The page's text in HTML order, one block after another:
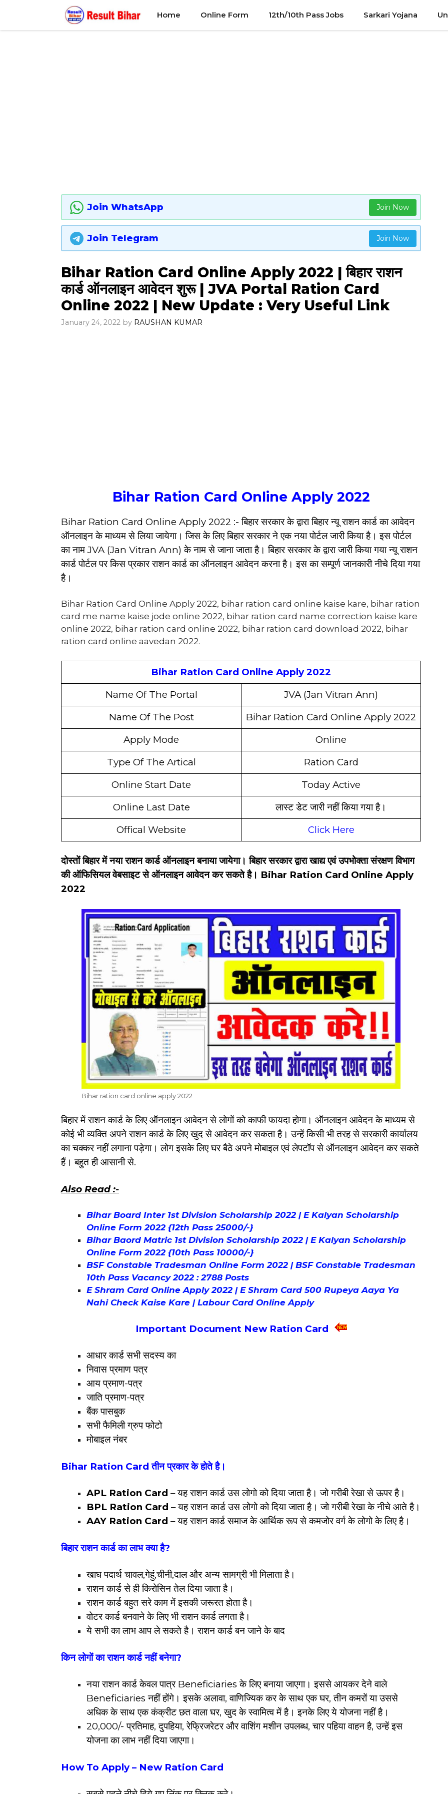
content
Home Online Form 12th/10th Pass Jobs Sarkari Yojana
Join WhatsApp Join Now
Join Telegram Join Now
Bihar Ration Card Online Apply 2022 | बिहार राशन
कार्ड ऑनलाइन आवेदन शुरू | JVA Portal Ration Card
Online 2022 | New Update : Very Useful Link
January 24, 2022 by RAUSHAN KUMAR
Bihar Ration Card Online Apply 2022
Bihar Ration Card Online Apply 2022 :- बिहार सरकार के द्वारा बिहार न्यू राशन कार्ड का आवेदन
ऑनलाइन के माध्यम से लिया जायेगा। जिस के लिए बिहार सरकार ने एक नया पोर्टल जारी किया है। इस पोर्टल
का नाम JVA (Jan Vitran Ann) के नाम से जाना जाता है। बिहार सरकार के द्वारा जारी किया गया न्यू राशन
कार्ड पोर्टल पर किस प्रकार राशन कार्ड का ऑनलाइन आवेदन करना है। इस का सम्पूर्ण जानकारी नीचे दिया गया
है।
Bihar Ration Card Online Apply 2022, bihar ration card online kaise kare, bihar ration
card me name kaise jode online 2022, bihar ration card name correction kaise kare
online 2022, bihar ration card online 2022, bihar ration card download 2022, bihar
ration card online aavedan 2022.
Bihar Ration Card Online Apply 2022
Name Of The Portal
JVA (Jan Vitran Ann)
Name Of The Post
Bihar Ration Card Online Apply 2022
Apply Mode
Online
Type Of The Artical
Ration Card
Online Start Date
Today Active
Online Last Date
लास्ट डेट जारी नहीं किया गया है।
Offical Website
Click Here
दोस्तों बिहार में नया राशन कार्ड ऑनलाइन बनाया जायेगा। बिहार सरकार द्वारा खाद्य एवं उपभोक्ता संरक्षण विभाग
की ऑफिसियल वेबसाइट से ऑनलाइन आवेदन कर सकते है। Bihar Ration Card Online Apply
2022
Bihar ration card online apply 2022
बिहार में राशन कार्ड के लिए ऑनलाइन आवेदन से लोगों को काफी फायदा होगा। ऑनलाइन आवेदन के माध्यम से
कोई भी व्यक्ति अपने राशन कार्ड के लिए खुद से आवेदन कर सकता है। उन्हें किसी भी तरह से सरकारी कार्यालय
का चक्कर नहीं लगाना पड़ेगा। लोग इसके लिए घर बैठे अपने मोबाइल एवं लेपटॉप से ऑनलाइन आवेदन कर सकते
हैं। बहुत ही आसानी से.
Also Read :-
Bihar Board Inter 1st Division Scholarship 2022 | E Kalyan Scholarship
Online Form 2022 {12th Pass 25000/-}
Bihar Baord Matric 1st Division Scholarship 2022 | E Kalyan Scholarship
Online Form 2022 {10th Pass 10000/-}
BSF Constable Tradesman Online Form 2022 | BSF Constable Tradesman
10th Pass Vacancy 2022 : 2788 Posts
E Shram Card Online Apply 2022 | E Shram Card 500 Rupeya Aaya Ya
Nahi Check Kaise Kare | Labour Card Online Apply
Important Document New Ration Card
आधार कार्ड सभी सदस्य का
निवास प्रमाण पत्र
आय प्रमाण-पत्र
जाति प्रमाण-पत्र
बैंक पासबुक
सभी फैमिली ग्रुप फोटो
मोबाइल नंबर
Bihar Ration Card तीन प्रकार के होते है।
APL Ration Card – यह राशन कार्ड उस लोगो को दिया जाता है। जो गरीबी रेखा से ऊपर है।
BPL Ration Card – यह राशन कार्ड उस लोगो को दिया जाता है। जो गरीबी रेखा के नीचे आते है।
AAY Ration Card – यह राशन कार्ड समाज के आर्थिक रूप से कमजोर वर्ग के लोगो के लिए है।
बिहार राशन कार्ड का लाभ क्या है?
खाघ पदार्थ चावल,गेहुं,चीनी,दाल और अन्य सामग्री भी मिलाता है।
राशन कार्ड से ही किरोसिन तेल दिया जाता है।
राशन कार्ड बहुत सरे काम में इसकी जरूरत होता है।
वोटर कार्ड बनवाने के लिए भी राशन कार्ड लगता है।
ये सभी का लाभ आप ले सकते है। राशन कार्ड बन जाने के बाद
किन लोगों का राशन कार्ड नहीं बनेगा?
नया राशन कार्ड केवल पात्र Beneficiaries के लिए बनाया जाएगा। इससे आयकर देने वाले
Beneficiaries नहीं होंगे। इसके अलावा, वाणिज्यिक कर के साथ एक घर, तीन कमरों या उससे
अधिक के साथ एक कंक्रीट छत वाला घर, खुद के स्वामित्व में है। इनके लिए ये योजना नहीं है।
20,000/- प्रतिमाह, दुपहिया, रेफ्रिजरेटर और वाशिंग मशीन उपलब्ध, चार पहिया वाहन है, उन्हें इस
योजना का लाभ नहीं दिया जाएगा।
How To Apply – New Ration Card